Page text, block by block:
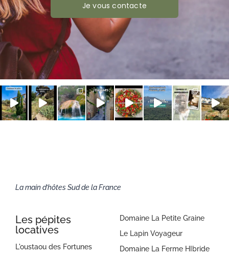
Je vous contacte
La main d’hôtes Sud de la France
Les pépites
locatives
L'oustaou des Fortunes
Domaine La Petite Graine
Le Lapin Voyageur
Domaine La Ferme HIbride